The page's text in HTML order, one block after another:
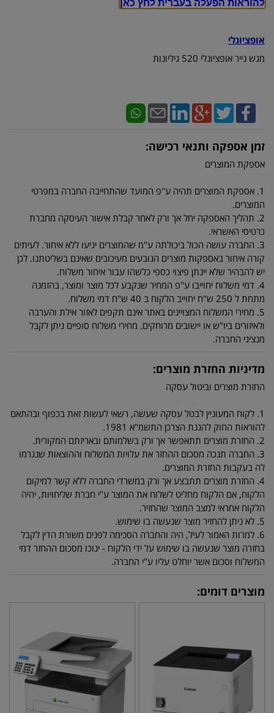
להוראות הפעלה בעברית לחץ כאן
אופציונלי
מגש נייר אופציונלי 520 גיליונות
זמן אספקה ותנאי רכישה:
אספקת המוצרים
1. אספקת המוצרים תהיה ע"פ המועד שהתחייבה החברה במפרטי
המוצרים.
2. תהליך האספקה יחל אך ורק לאחר קבלת אישור העיסקה מחברת
כרטיסי האשראי.
3. החברה עושה הכול ביכולתה ע"מ שהמוצרים יגיעו ללא איחור. לעיתים
קורה איחור באספקות מוצרים הנובעים מעיכובים שאינם בשליטתנו. לכן
יש להבהיר שלא יינתן פיצוי כספי כלשהו עבור איחור משלוח.
4. דמי משלוח יחוייבו ע"פ המחיר שנקבע לכל מוצר ומוצר, בהזמנה
מתחת ל 250 ש"ח יחוייב הלקוח ב 40 ש"ח דמי משלוח.
5. מחירי המשלוח המצויינים באתר אינם תקפים לאזור אילת והערבה
ולאיזורים ביו"ש או יישובים מרוחקים. מחירי משלוח סופיים ניתן לקבל
מנציגי החברה.
מדיניות החזרת מוצרים:
החזרת מוצרים וביטול עסקה
1. לקוח המעוניין לבטל עסקה שעשה, רשאי לעשות זאת בכפוף ובהתאם
להוראות החוק להגנת הצרכן התשמ"א 1981.
2. החזרת מוצרים תתאפשר אך ורק בשלמותם ובאריזתם המקורית.
3. החברה תנכה מסכום ההחזר את עלויות המשלוח וההוצאות שנגרמו
לה בעקבות החזרת המוצרים.
4. החזרת מוצרים תתבצע אך ורק במשרדי החברה ללא קשר למיקום
הלקוח, אם הלקוח מחליט לשלוח את המוצר ע"י חברת שליחויות, יהיה
הלקוח אחראי למצב המוצר שהחזיר.
5. לא ניתן להחזיר מוצר שנעשה בו שימוש.
6. למרות האמור לעיל, היה והחברה הסכימה לפנים משורת הדין לקבל
בחזרה מוצר שנעשה בו שימוש על ידי הלקוח - ינוכו מסכום ההחזר דמי
המשלוח וסכום אשר יוחלט עליו ע"י החברה.
מוצרים דומים: